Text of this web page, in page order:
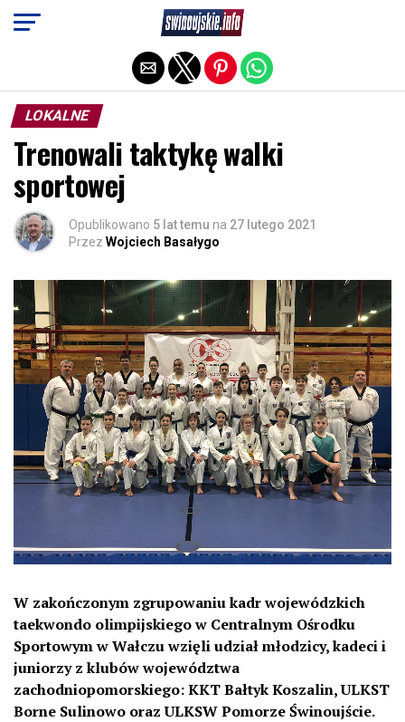
LOKALNE
Trenowali taktykę walki
sportowej
Opublikowano 5 lat temu na 27 lutego 2021
Przez Wojciech Basałygo
W zakończonym zgrupowaniu kadr wojewódzkich
taekwondo olimpijskiego w Centralnym Ośrodku
Sportowym w Wałczu wzięli udział młodzicy, kadeci i
juniorzy z klubów województwa
zachodniopomorskiego: KKT Bałtyk Koszalin, ULKST
Borne Sulinowo oraz ULKSW Pomorze Świnoujście.
Exit mobile version